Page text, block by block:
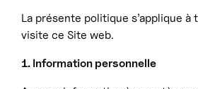
La présente politique s’applique
visite ce Site web.
1. Information personnelle